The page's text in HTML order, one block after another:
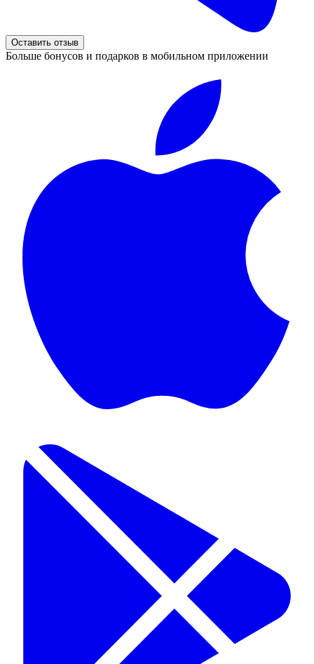
Оставить отзыв
Больше бонусов и подарков в мобильном приложении